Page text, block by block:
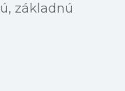
základnú